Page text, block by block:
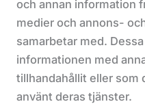
och annan information
medier och annons-
samarbetar med.
informationen med
tillhandahållit eller som
använt deras tjänster.